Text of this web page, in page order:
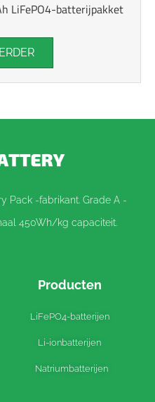
LiFePO4-batterijpakket
Pack -fabrikant. Grade A -
450Wh/kg capaciteit.
Producten
LiFePO4-batterijen
Li-ionbatterijen
Natriumbatterijen